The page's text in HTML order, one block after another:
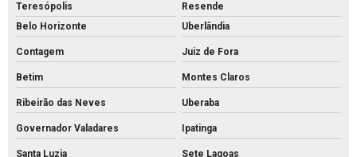
Fornecedor de tubos de concreto
Grelha de concreto para canaleta
Grelha de concreto pré moldado preço
Grelha de concreto pré moldado
Grelha de concreto preço
Teresópolis
Resende
Belo Horizonte
Uberlândia
Contagem Juiz de Fora
Betim Montes Claros
Ribeirão das Neves Uberaba
Governador Valadares Ipatinga
Santa Luzia Sete Lagoas